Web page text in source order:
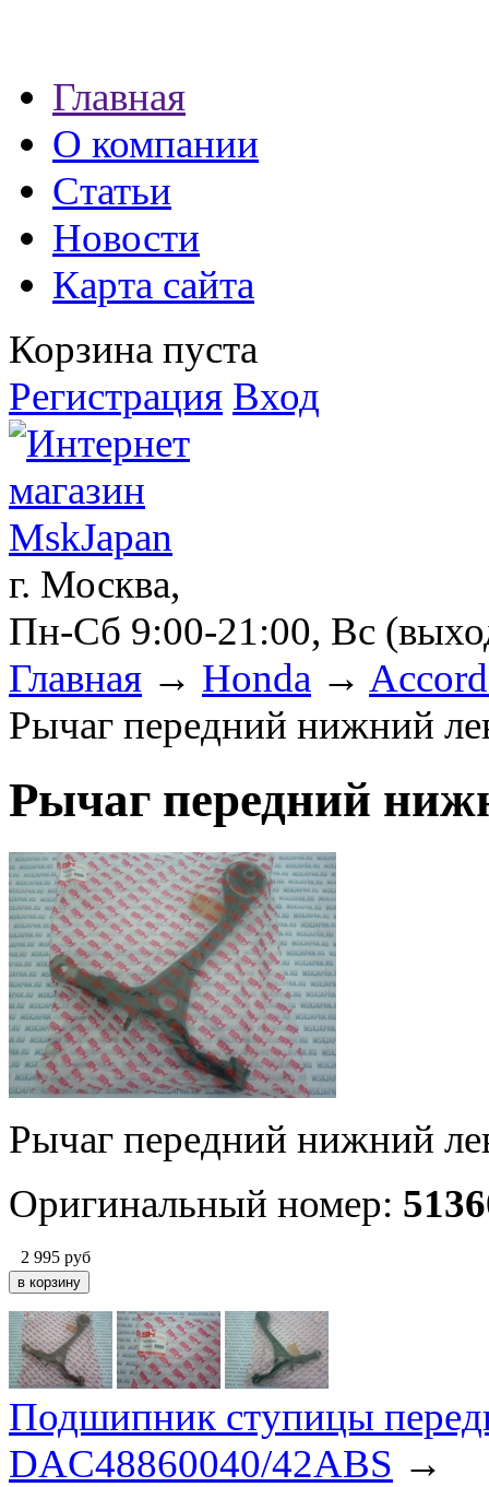
экспресс займы
Главная
О компании
Статьи
Новости
Карта сайта
Корзина пуста
Регистрация Вход
г. Москва,
Пн-Сб 9:00-21:00, Вс
Главная → Honda →
Рычаг передний нижний
Рычаг передний
Рычаг передний нижний
Оригинальный номер:
2 995 руб
Подшипник ступицы
DAC48860040/42ABS →